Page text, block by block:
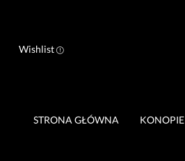
Wishlist
STRONA GŁÓWNA KONOPIE